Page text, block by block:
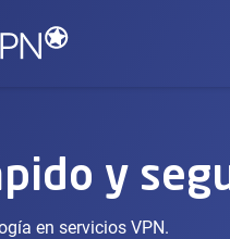
y
en servicios VPN.